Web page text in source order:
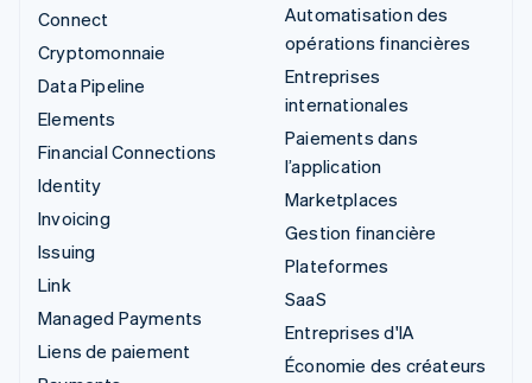
Connect
Cryptomonnaie
Data Pipeline
Elements
Financial Connections
Identity
Invoicing
Issuing
Link
Managed Payments
Liens de paiement
Automatisation des
opérations financières
Entreprises
internationales
Paiements dans
l’application
Marketplaces
Gestion financière
Plateformes
SaaS
Entreprises d'IA
Économie des créateurs